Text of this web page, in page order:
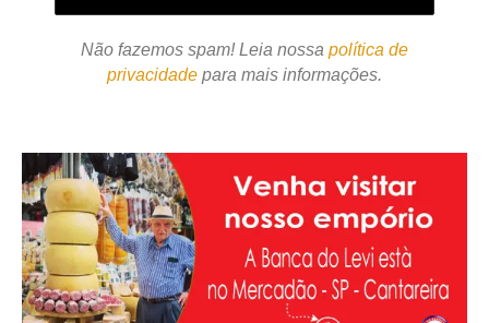
Não fazemos spam! Leia nossa política de
privacidade para mais informações.